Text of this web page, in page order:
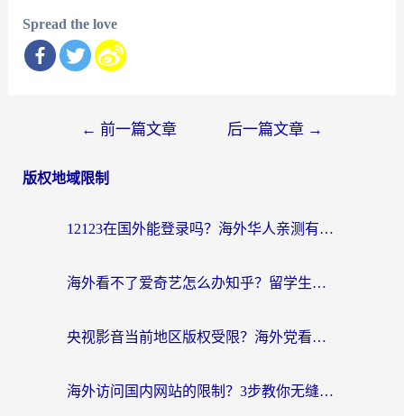
Spread the love
导
← 前一篇文章 后一篇文章 →
版权地域限制
12123在国外能登录吗？海外华人亲测有效的回国加速器选择指南
海外看不了爱奇艺怎么办知乎？留学生亲测有效的回国加速方案
央视影音当前地区版权受限？海外党看国内剧、追电视台的终极解决方案
海外访问国内网站的限制？3步教你无缝解锁国内资源（附实测最优工具）